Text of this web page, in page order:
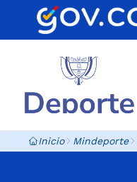
Inicio Mindeporte